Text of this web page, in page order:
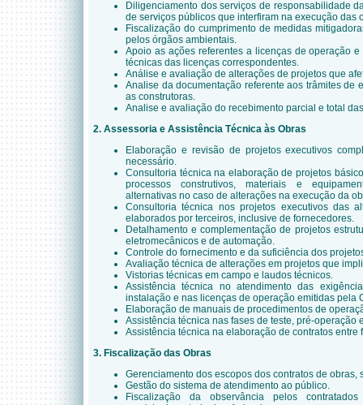
Diligenciamento dos serviços de responsabilidade
de serviços públicos que interfiram na execução das
Fiscalização do cumprimento de medidas
pelos órgãos ambientais.
Apoio as ações referentes a licenças de operação
técnicas das licenças correspondentes.
Análise e avaliação de alterações de projetos que
Analise da documentação referente aos trâmites de
as construtoras.
Analise e avaliação do recebimento parcial e total
2. Assessoria e Assistência Técnica às Obras
Elaboração e revisão de projetos executivos
necessário.
Consultoria técnica na elaboração de projetos
processos construtivos, materiais e
alternativas no caso de alterações na execução da
Consultoria técnica nos projetos executivos das
elaborados por terceiros, inclusive de fornecedores.
Detalhamento e complementação de projetos
eletromecânicos e de automação.
Controle do fornecimento e da suficiência dos
Avaliação técnica de alterações em projetos que
Vistorias técnicas em campo e laudos técnicos.
Assistência técnica no atendimento das
instalação e nas licenças de operação emitidas pela
Elaboração de manuais de procedimentos de
Assistência técnica nas fases de teste, pré-operação
Assistência técnica na elaboração de contratos entre
3. Fiscalização das Obras
Gerenciamento dos escopos dos contratos de obras,
Gestão do sistema de atendimento ao público.
Fiscalização da observância pelos